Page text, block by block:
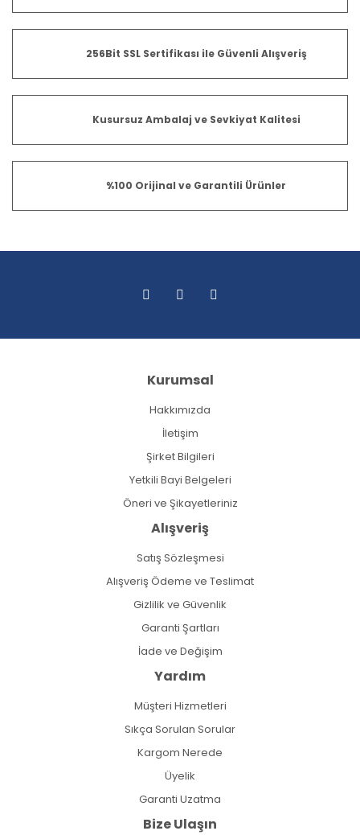
256Bit SSL Sertifikası ile Güvenli Alışveriş
Kusursuz Ambalaj ve Sevkiyat Kalitesi
%100 Orijinal ve Garantili Ürünler
Kurumsal
Hakkımızda
İletişim
Şirket Bilgileri
Yetkili Bayi Belgeleri
Öneri ve Şikayetleriniz
Alışveriş
Satış Sözleşmesi
Alışveriş Ödeme ve Teslimat
Gizlilik ve Güvenlik
Garanti Şartları
İade ve Değişim
Yardım
Müşteri Hizmetleri
Sıkça Sorulan Sorular
Kargom Nerede
Üyelik
Garanti Uzatma
Bize Ulaşın